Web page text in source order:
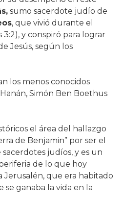
sumo sacerdote judío de
, que vivió durante el
3:2), y conspiró para lograr
Jesús, según los
los menos conocidos
Simón Ben Boethus
el área del hallazgo
de Benjamin” por ser el
judíos, y es un
de lo que hoy
que era habitado
ganaba la vida en la